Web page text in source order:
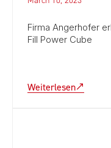
Firma Angerhofer
Fill Power Cube
Weiterlesen